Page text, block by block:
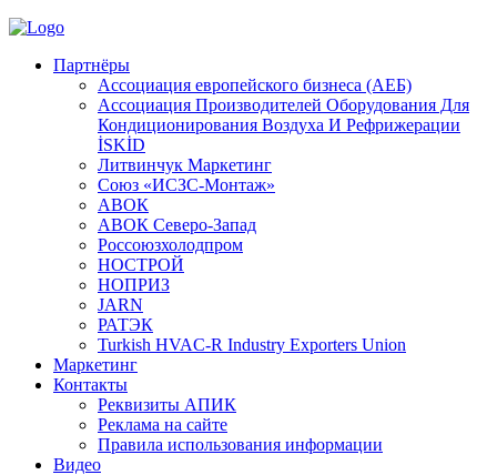
Партнёры
Ассоциация европейского бизнеса (АЕБ)
Aссоциация Производителей Оборудования Для
Кондиционирования Воздуха И Рефрижерации
İSKİD
Литвинчук Маркетинг
Союз «ИСЗС-Монтаж»
АВОК
АВОК Северо-Запад
Россоюзхолодпром
НОСТРОЙ
НОПРИЗ
JARN
РАТЭК
Turkish HVAC-R Industry Exporters Union
Маркетинг
Контакты
Реквизиты АПИК
Реклама на сайте
Правила использования информации
Видео